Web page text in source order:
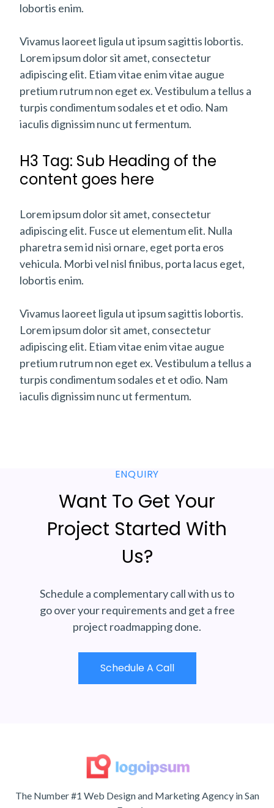
lobortis enim.
Vivamus laoreet ligula ut ipsum sagittis lobortis.
Lorem ipsum dolor sit amet, consectetur
adipiscing elit. Etiam vitae enim vitae augue
pretium rutrum non eget ex. Vestibulum a tellus a
turpis condimentum sodales et et odio. Nam
iaculis dignissim nunc ut fermentum.
H3 Tag: Sub Heading of the
content goes here
Lorem ipsum dolor sit amet, consectetur
adipiscing elit. Fusce ut elementum elit. Nulla
pharetra sem id nisi ornare, eget porta eros
vehicula. Morbi vel nisl finibus, porta lacus eget,
lobortis enim.
Vivamus laoreet ligula ut ipsum sagittis lobortis.
Lorem ipsum dolor sit amet, consectetur
adipiscing elit. Etiam vitae enim vitae augue
pretium rutrum non eget ex. Vestibulum a tellus a
turpis condimentum sodales et et odio. Nam
iaculis dignissim nunc ut fermentum.
ENQUIRY
Want To Get Your
Project Started With
Us?
Schedule a complementary call with us to
go over your requirements and get a free
project roadmapping done.
Schedule A Call
The Number #1 Web Design and Marketing Agency in San